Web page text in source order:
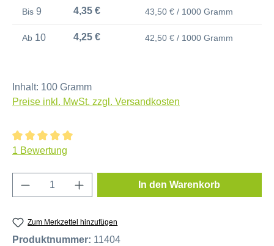
Bis 9 4,35 € 43,50 € / 1000 Gramm
Ab 10 4,25 € 42,50 € / 1000 Gramm
Inhalt: 100 Gramm
Preise inkl. MwSt. zzgl. Versandkosten
Durchschnittliche Bewertung von 5 von 5 Sternen
1 Bewertung
Produkt Anzahl: Gib den gewünschten
In den Warenkorb
Zum Merkzettel hinzufügen
Produktnummer: 11404